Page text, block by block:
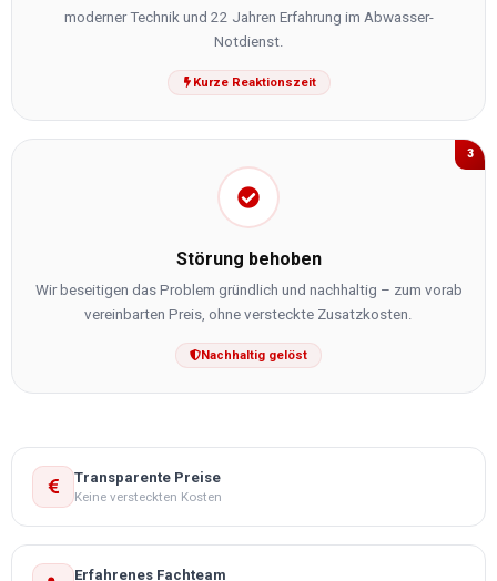
moderner Technik und 22 Jahren Erfahrung im Abwasser-
Notdienst.
Kurze Reaktionszeit
3
Störung behoben
Wir beseitigen das Problem gründlich und nachhaltig – zum vorab
vereinbarten Preis, ohne versteckte Zusatzkosten.
Nachhaltig gelöst
Transparente Preise
Keine versteckten Kosten
Erfahrenes Fachteam